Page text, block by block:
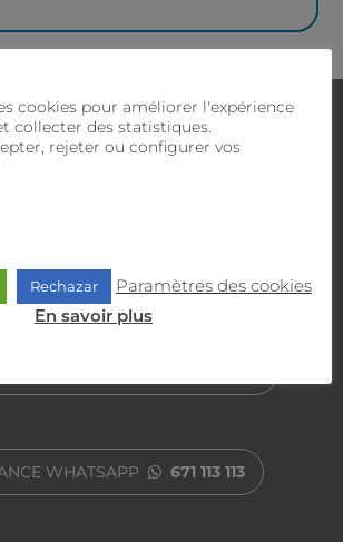
? Notre équipe commerciale
proposera la meilleure solution.
WHATSAPP 671 113 113
cookies pour améliorer l'expérience
collecter des statistiques.
rejeter ou configurer vos
Rechazar Paramètres des cookies
En savoir plus